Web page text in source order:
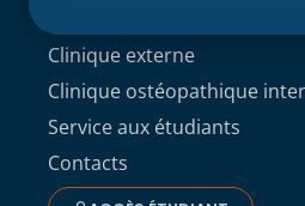
Clinique externe
Clinique ostéopathique
Service aux étudiants
Contacts